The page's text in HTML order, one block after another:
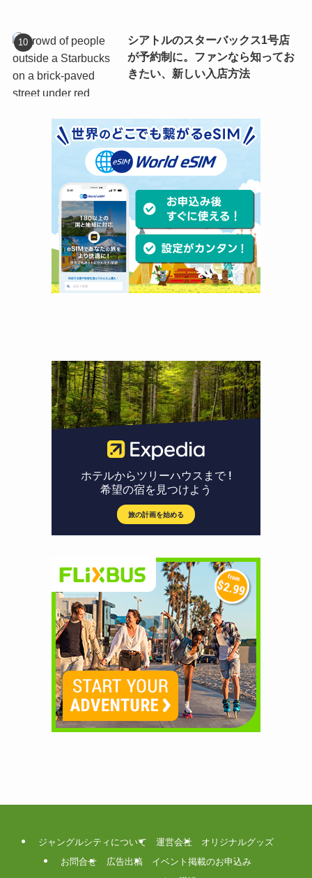
シアトルのスターバックス1号店
が予約制に。ファンなら知ってお
きたい、新しい入店方法
ジャングルシティについて 運営会社
オリジナルグッズ
お問合せ
広告出稿
イベント掲載のお申込み